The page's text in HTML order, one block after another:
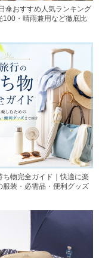
傘おすすめ人気ランキング
100・晴雨兼用など徹底比
ち物完全ガイド｜快適に楽
服装・必需品・便利グッズ